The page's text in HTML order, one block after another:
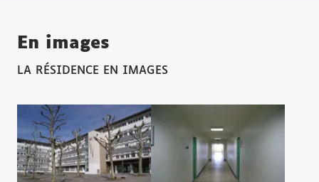
En images
LA RÉSIDENCE EN IMAGES
Agrandir l'image